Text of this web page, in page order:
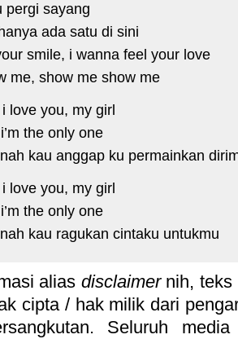
pergi sayang
ada satu di sini
smile, i wanna feel your love
me, show me show me
love you, my girl
the only one
kau anggap ku permainkan
love you, my girl
the only one
kau ragukan cintaku untukmu
alias disclaimernih, teks
cipta / hak milik dari
Seluruh